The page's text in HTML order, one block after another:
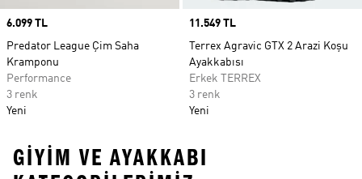
Price
6.099 TL
Predator League Çim Saha
Kramponu
Performance
3 renk
Yeni
Price
11.549 TL
Terrex Agravic GTX 2 Arazi Koşu
Ayakkabısı
Erkek TERREX
3 renk
Yeni
GIYIM VE AYAKKABI